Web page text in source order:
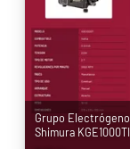
Grupo
Shimura KGE1000TI